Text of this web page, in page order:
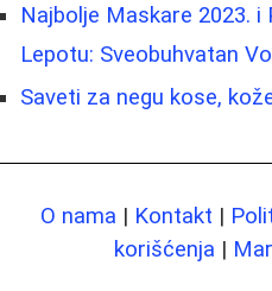
Najbolje Maskare 2023.
Lepotu: Sveobuhvatan
Saveti za negu kose,
O nama | Kontakt |
korišćenja |